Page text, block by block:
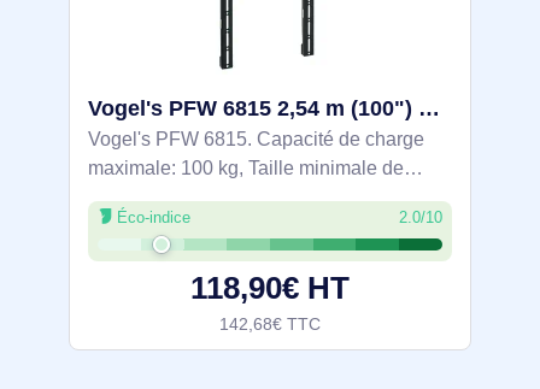
Vogel's PFW 6815 2,54 m (100") Noir - 7368150
Vogel's PFW 6815. Capacité de charge
maximale: 100 kg, Taille minimale de
l'écran: 109,2 cm (43"), Taille maximale de
l’écran: 2,54 m (100"), Compatibilité
interface de montage (min): 75 x 75 mm,
Éco-indice 2.0/10
118,90€ HT
142,68€ TTC